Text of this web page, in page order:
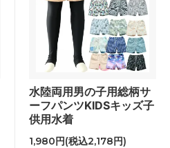
水陸両用男の子用総柄サ
ーフパンツKIDSキッズ子
供用水着
1,980円(税込2,178円)